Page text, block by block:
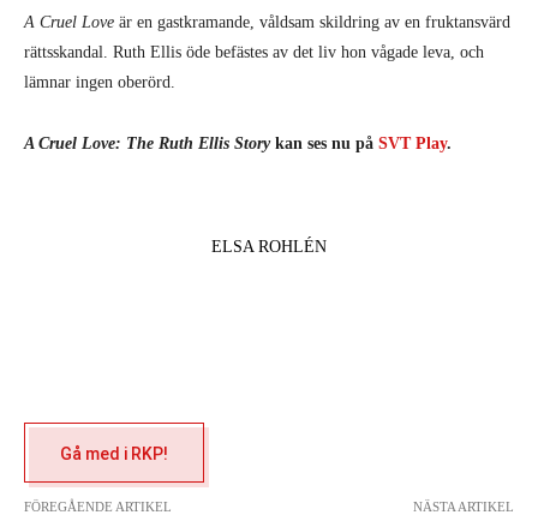
A Cruel Love är en gastkramande, våldsam skildring av en fruktansvärd
rättsskandal. Ruth Ellis öde befästes av det liv hon vågade leva, och
lämnar ingen oberörd.
A Cruel Love: The Ruth Ellis Storykan ses nu på SVT Play.
ELSA ROHLÉN
Gå med i RKP!
FÖREGÅENDE ARTIKEL NÄSTA ARTIKEL